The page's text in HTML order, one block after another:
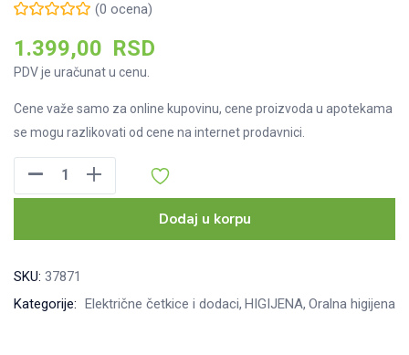
(0 ocena)
1.399,00 RSD
PDV je uračunat u cenu.
Cene važe samo za online kupovinu, cene proizvoda u apotekama
se mogu razlikovati od cene na internet prodavnici.
B
nastavak
četkicu,
Dodaj u korpu
SKU: 37871
Kategorije: Električne četkice i dodaci HIGIJENA Oralna higijena